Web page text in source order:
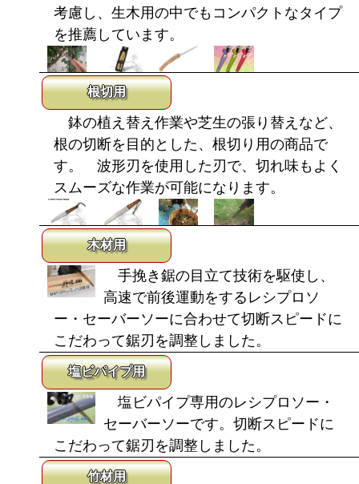
考慮し、生木用の中でもコンパクトなタイプ
を推薦しています。
根切用
鉢の植え替え作業や芝生の張り替えなど、
根の切断を目的とした、根切り用の商品で
す。 波形刃を使用した刃で、切れ味もよく
スムーズな作業が可能になります。
木材用
手挽き鋸の目立て技術を駆使し、
高速で前後運動をするレシプロソ
ー・セーバーソーに合わせて切断スピードに
こだわって鋸刃を調整しました。
塩ビパイプ用
塩ビパイプ専用のレシプロソー・
セーバーソーです。切断スピードに
こだわって鋸刃を調整しました。
竹材用